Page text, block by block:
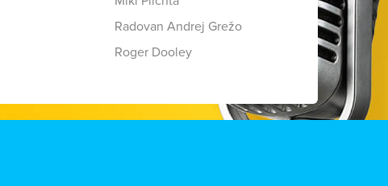
Radovan Andrej Grežo
Roger Dooley